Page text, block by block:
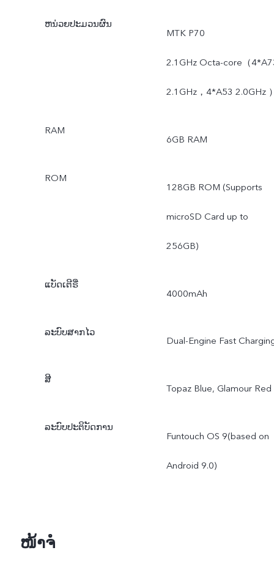
ຫນ່ວຍປະມວນຜົນ
MTK P70
2.1GHz Octa-core（
2.1GHz，4*A53 2.0GHz
RAM
6GB RAM
ROM
128GB ROM (Supports
microSD Card up to
256GB)
ແບັດເຕີຣີ່
4000mAh
ລະບົບສາກໄວ
Dual-Engine Fast
ສີ
Topaz Blue, Glamour Red
ລະບົບປະຕິບັດການ
Funtouch OS 9(based on
Android 9.0)
ໜ້າຈໍ